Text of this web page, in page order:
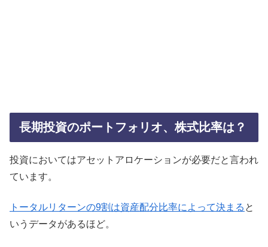
長期投資のポートフォリオ、株式比率は？
投資においてはアセットアロケーションが必要だと言われ
ています。
トータルリターンの9割は資産配分比率によって決まる と
いうデータがあるほど。